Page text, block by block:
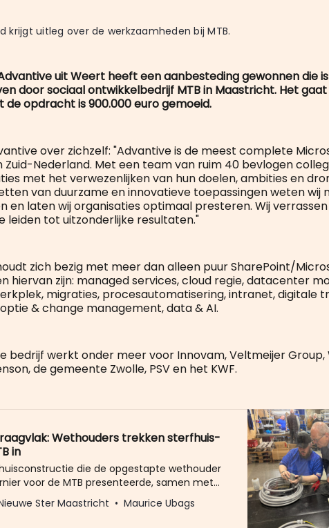
krijgt uitleg over de werkzaamheden bij MTB.
uit Weert heeft een aanbesteding gewonnen die is
door sociaal ontwikkelbedrijf MTB in Maastricht. Het
de opdracht is 900.000 euro gemoeid.
over zichzelf: "Advantive is de meest complete
Zuid-Nederland. Met een team van ruim 40 bevlogen
met het verwezenlijken van hun doelen, ambities en
van duurzame en innovatieve toepassingen weten wij
en laten wij organisaties optimaal presteren. Wij
leiden tot uitzonderlijke resultaten."
zich bezig met meer dan alleen puur SharePoint/
hiervan zijn: managed services, cloud regie, datacenter
migraties, procesautomatisering, intranet, digitale
& change management, data & AI.
bedrijf werkt onder meer voor Innovam, Veltmeijer
de gemeente Zwolle, PSV en het KWF.
Wethouders trekken sterfhuis-
in
die de opgestapte wethouder
voor de MTB presenteerde, samen met
uit het Heuvelland, is nu ook
de baan. De Maastrichtse wethouders
Ster Maastricht Maurice Ubags